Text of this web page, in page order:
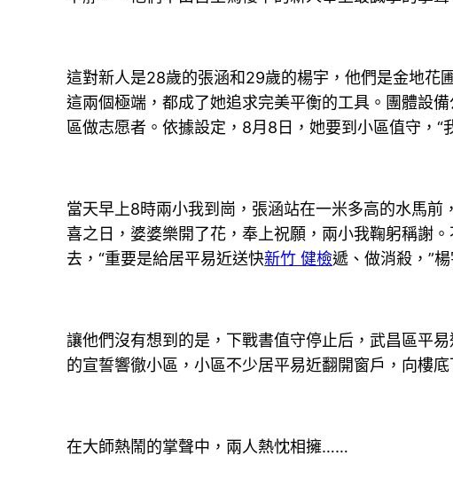
這對新人是28歲的張涵和29歲的楊宇，他們是金地花
這兩個極端，都成了她追求完美平衡的工具。團體設
區做志愿者。依據設定，8月8日，她要到小區值守，
當天早上8時兩小我到崗，張涵站在一米多高的水馬
喜之日，婆婆樂開了花，奉上祝願，兩小我鞠躬稱謝
去，“重要是給居平易近送快新竹 健檢遞、做消殺，”楊
讓他們沒有想到的是，下戰書值守停止后，武昌區平
的宣誓響徹小區，小區不少居平易近翻開窗戶，向樓
在大師熱鬧的掌聲中，兩人熱忱相擁……